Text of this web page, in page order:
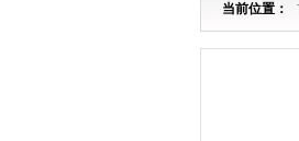
当前位置：